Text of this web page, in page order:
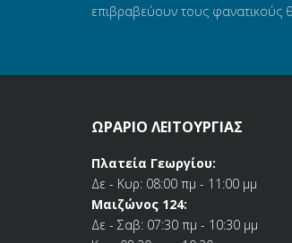
επιβραβεύουν τους φανατικούς
ΩΡΑΡΙΟ ΛΕΙΤΟΥΡΓΙΑΣ
Πλατεία Γεωργίου:
Δε - Κυρ: 08:00 πμ - 11:00 μμ
Μαιζώνος 124:
Δε - Σαβ: 07:30 πμ - 10:30 μμ